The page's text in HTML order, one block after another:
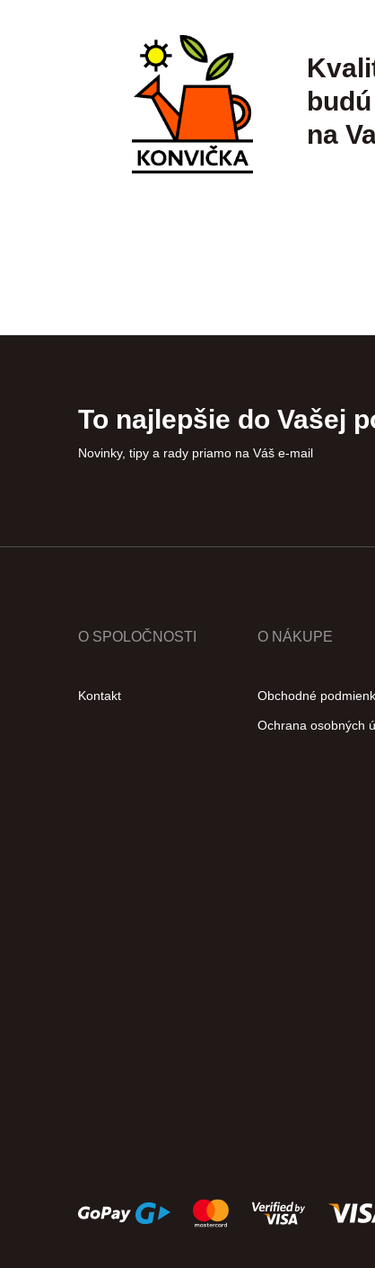
na
To najlepšie do Vašej
Novinky, tipy a rady priamo na Váš e-mail
O SPOLOČNOSTI
Kontakt
O NÁKUPE
Obchodné
Ochrana osobných